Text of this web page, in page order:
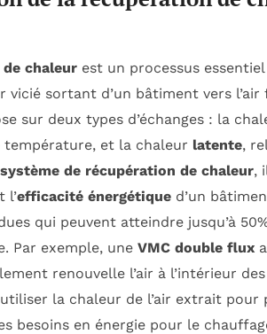
chaleur est un processus
vicié sortant d’un bâtiment vers
sur deux types d’échanges : la
température, et la chaleur latente,
système de récupération de chaleur,
l’efficacité énergétique d’un
qui peuvent atteindre jusqu’à
Par exemple, une VMC double flux
renouvelle l’air à l’intérieur
la chaleur de l’air extrait pour
besoins en énergie pour le